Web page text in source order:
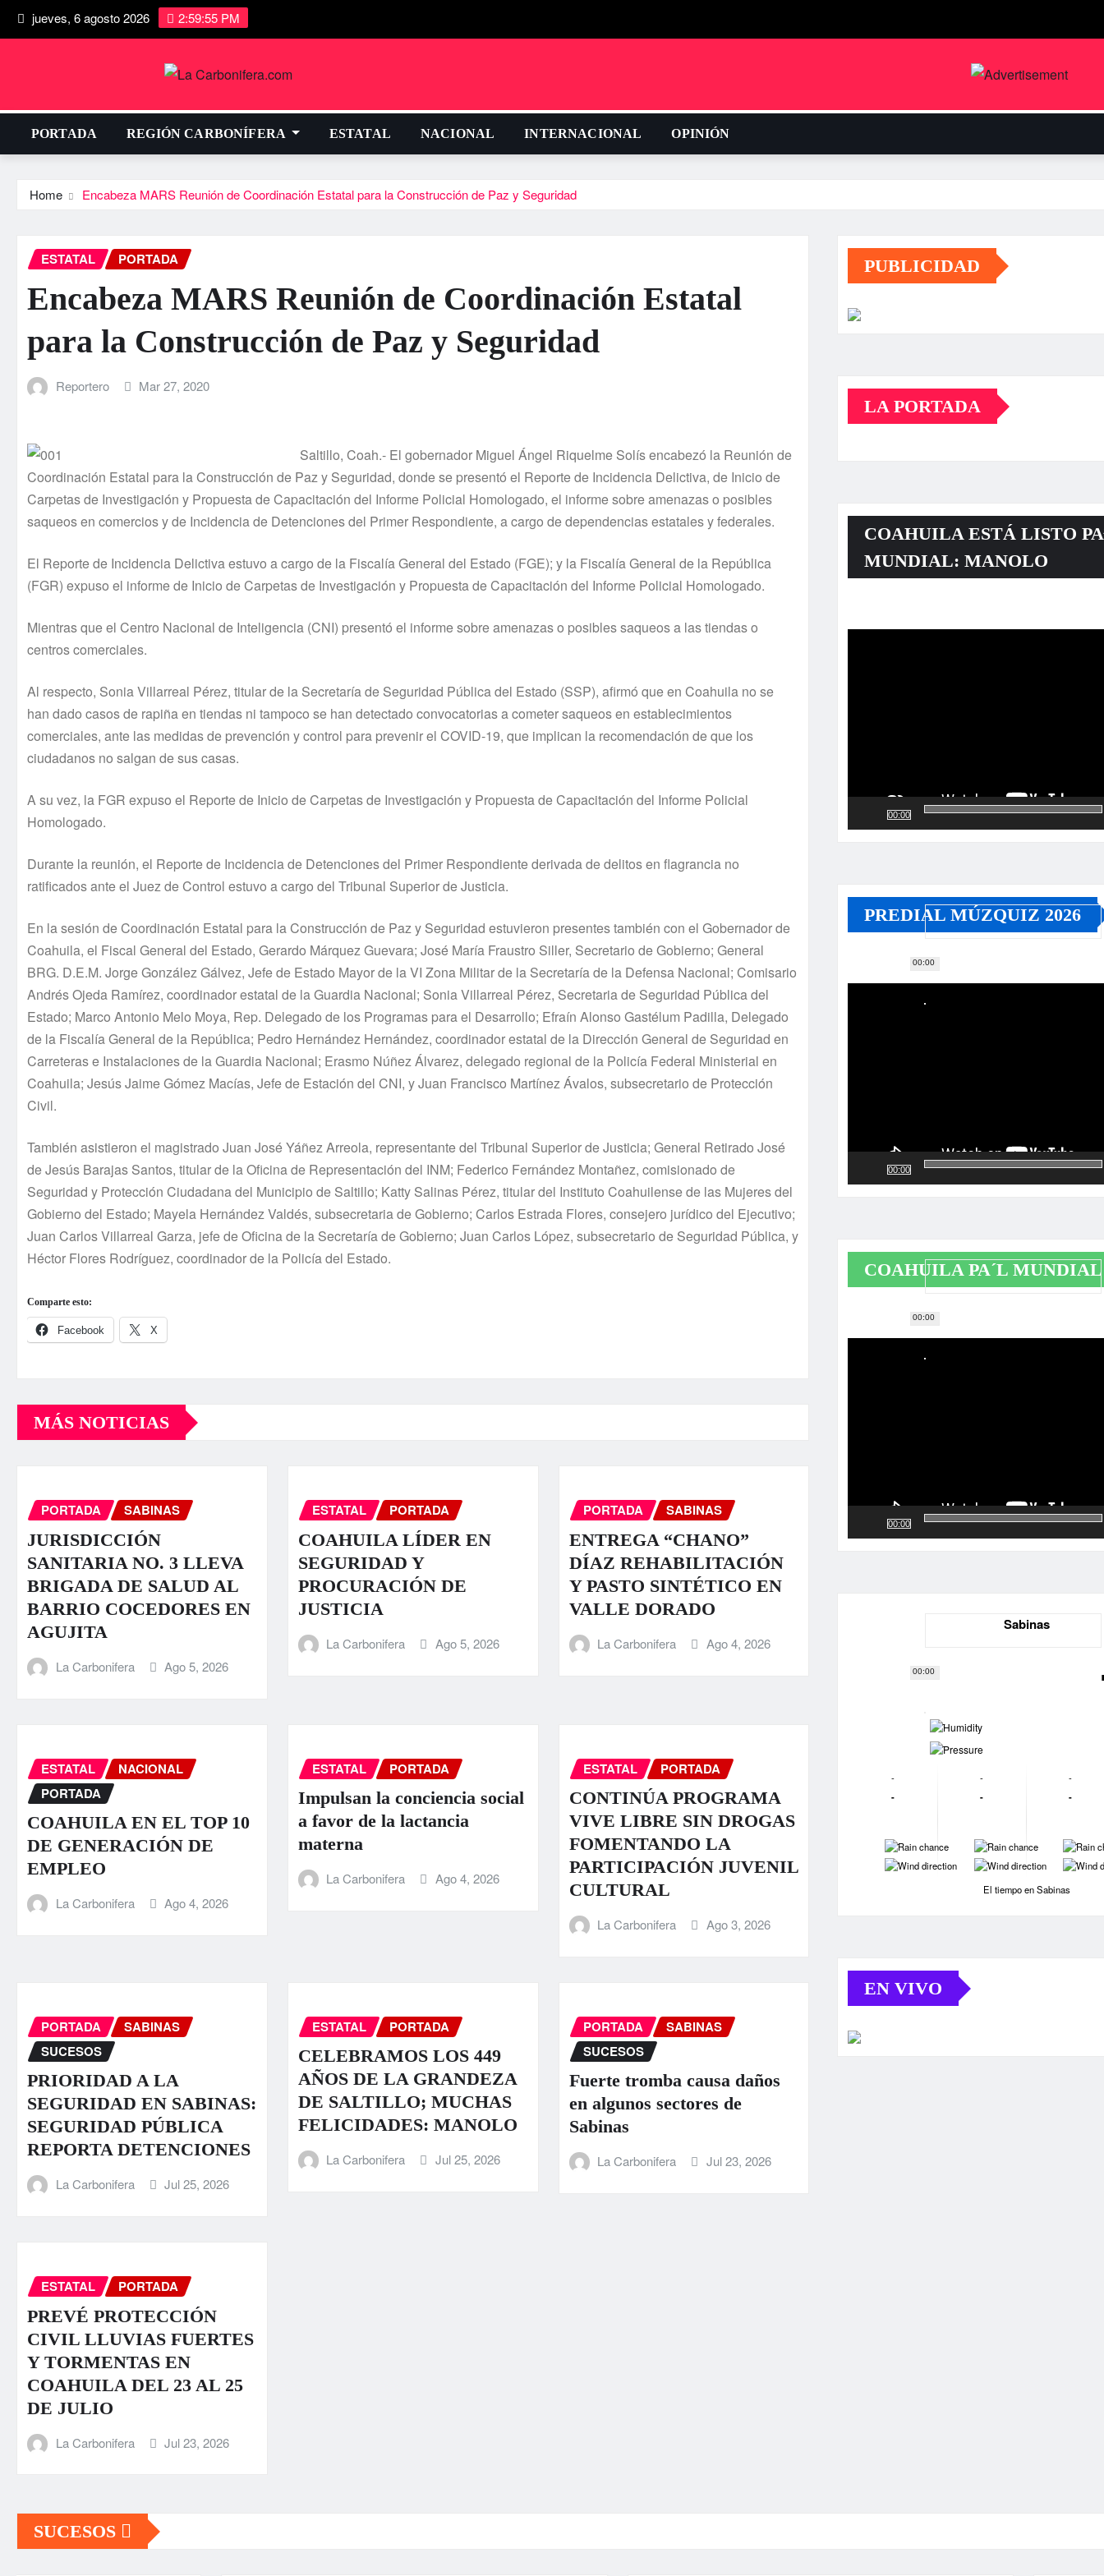
jueves, 6 agosto 2026 2:59:55 PM
PORTADA REGIÓN CARBONÍFERA ESTATAL NACIONAL INTERNACIONAL OPINIÓN
Home Encabeza MARS Reunión de Coordinación Estatal para la Construcción de Paz y Seguridad
ESTATAL PORTADA
Encabeza MARS Reunión de Coordinación Estatal
para la Construcción de Paz y Seguridad
Reportero Mar 27, 2020
Saltillo, Coah.- El gobernador Miguel Ángel Riquelme Solís encabezó la Reunión de
Coordinación Estatal para la Construcción de Paz y Seguridad, donde se presentó el Reporte de Incidencia Delictiva, de Inicio de
Carpetas de Investigación y Propuesta de Capacitación del Informe Policial Homologado, el informe sobre amenazas o posibles
saqueos en comercios y de Incidencia de Detenciones del Primer Respondiente, a cargo de dependencias estatales y federales.
El Reporte de Incidencia Delictiva estuvo a cargo de la Fiscalía General del Estado (FGE); y la Fiscalía General de la República
(FGR) expuso el informe de Inicio de Carpetas de Investigación y Propuesta de Capacitación del Informe Policial Homologado.
Mientras que el Centro Nacional de Inteligencia (CNI) presentó el informe sobre amenazas o posibles saqueos a las tiendas o
centros comerciales.
Al respecto, Sonia Villarreal Pérez, titular de la Secretaría de Seguridad Pública del Estado (SSP), afirmó que en Coahuila no se
han dado casos de rapiña en tiendas ni tampoco se han detectado convocatorias a cometer saqueos en establecimientos
comerciales, ante las medidas de prevención y control para prevenir el COVID-19, que implican la recomendación de que los
ciudadanos no salgan de sus casas.
A su vez, la FGR expuso el Reporte de Inicio de Carpetas de Investigación y Propuesta de Capacitación del Informe Policial
Homologado.
Durante la reunión, el Reporte de Incidencia de Detenciones del Primer Respondiente derivada de delitos en flagrancia no
ratificados ante el Juez de Control estuvo a cargo del Tribunal Superior de Justicia.
En la sesión de Coordinación Estatal para la Construcción de Paz y Seguridad estuvieron presentes también con el Gobernador de
Coahuila, el Fiscal General del Estado, Gerardo Márquez Guevara; José María Fraustro Siller, Secretario de Gobierno; General
BRG. D.E.M. Jorge González Gálvez, Jefe de Estado Mayor de la VI Zona Militar de la Secretaría de la Defensa Nacional; Comisario
Andrés Ojeda Ramírez, coordinador estatal de la Guardia Nacional; Sonia Villarreal Pérez, Secretaria de Seguridad Pública del
Estado; Marco Antonio Melo Moya, Rep. Delegado de los Programas para el Desarrollo; Efraín Alonso Gastélum Padilla, Delegado
de la Fiscalía General de la República; Pedro Hernández Hernández, coordinador estatal de la Dirección General de Seguridad en
Carreteras e Instalaciones de la Guardia Nacional; Erasmo Núñez Álvarez, delegado regional de la Policía Federal Ministerial en
Coahuila; Jesús Jaime Gómez Macías, Jefe de Estación del CNI, y Juan Francisco Martínez Ávalos, subsecretario de Protección
Civil.
También asistieron el magistrado Juan José Yáñez Arreola, representante del Tribunal Superior de Justicia; General Retirado José
de Jesús Barajas Santos, titular de la Oficina de Representación del INM; Federico Fernández Montañez, comisionado de
Seguridad y Protección Ciudadana del Municipio de Saltillo; Katty Salinas Pérez, titular del Instituto Coahuilense de las Mujeres del
Gobierno del Estado; Mayela Hernández Valdés, subsecretaria de Gobierno; Carlos Estrada Flores, consejero jurídico del Ejecutivo;
Juan Carlos Villarreal Garza, jefe de Oficina de la Secretaría de Gobierno; Juan Carlos López, subsecretario de Seguridad Pública, y
Héctor Flores Rodríguez, coordinador de la Policía del Estado.
Comparte esto:
Facebook X
MÁS NOTICIAS
PORTADA SABINAS
JURISDICCIÓN
SANITARIA NO. 3 LLEVA
BRIGADA DE SALUD AL
BARRIO COCEDORES EN
AGUJITA
La Carbonifera Ago 5, 2026
ESTATAL PORTADA
COAHUILA LÍDER EN
SEGURIDAD Y
PROCURACIÓN DE
JUSTICIA
La Carbonifera Ago 5, 2026
PORTADA SABINAS
ENTREGA “CHANO”
DÍAZ REHABILITACIÓN
Y PASTO SINTÉTICO EN
VALLE DORADO
La Carbonifera Ago 4, 2026
ESTATAL
NACIONAL
PORTADA
COAHUILA EN EL TOP 10
DE GENERACIÓN DE
EMPLEO
La Carbonifera Ago 4, 2026
ESTATAL PORTADA
Impulsan la conciencia social
a favor de la lactancia
materna
La Carbonifera Ago 4, 2026
ESTATAL PORTADA
CONTINÚA PROGRAMA
VIVE LIBRE SIN DROGAS
FOMENTANDO LA
PARTICIPACIÓN JUVENIL
CULTURAL
La Carbonifera Ago 3, 2026
PORTADA
SABINAS
SUCESOS
PRIORIDAD A LA
SEGURIDAD EN SABINAS:
SEGURIDAD PÚBLICA
REPORTA DETENCIONES
La Carbonifera Jul 25, 2026
ESTATAL PORTADA
CELEBRAMOS LOS 449
AÑOS DE LA GRANDEZA
DE SALTILLO; MUCHAS
FELICIDADES: MANOLO
La Carbonifera Jul 25, 2026
PORTADA
SABINAS
SUCESOS
Fuerte tromba causa daños
en algunos sectores de
Sabinas
La Carbonifera Jul 23, 2026
ESTATAL PORTADA
PREVÉ PROTECCIÓN
CIVIL LLUVIAS FUERTES
Y TORMENTAS EN
COAHUILA DEL 23 AL 25
DE JULIO
La Carbonifera Jul 23, 2026
PUBLICIDAD
LA PORTADA
COAHUILA ESTÁ LISTO
MUNDIAL: MANOLO
00:00
00:00
PREDIAL MÚZQUIZ 2026
Reproductor
00:00
00:00
COAHUILA PA´L MUNDIAL
Reproductor
00:00
00:00
Sabinas
-
-
-
-
-
-
-
-
-
-
-
-
-
-
El tiempo en Sabinas
EN VIVO
SUCESOS